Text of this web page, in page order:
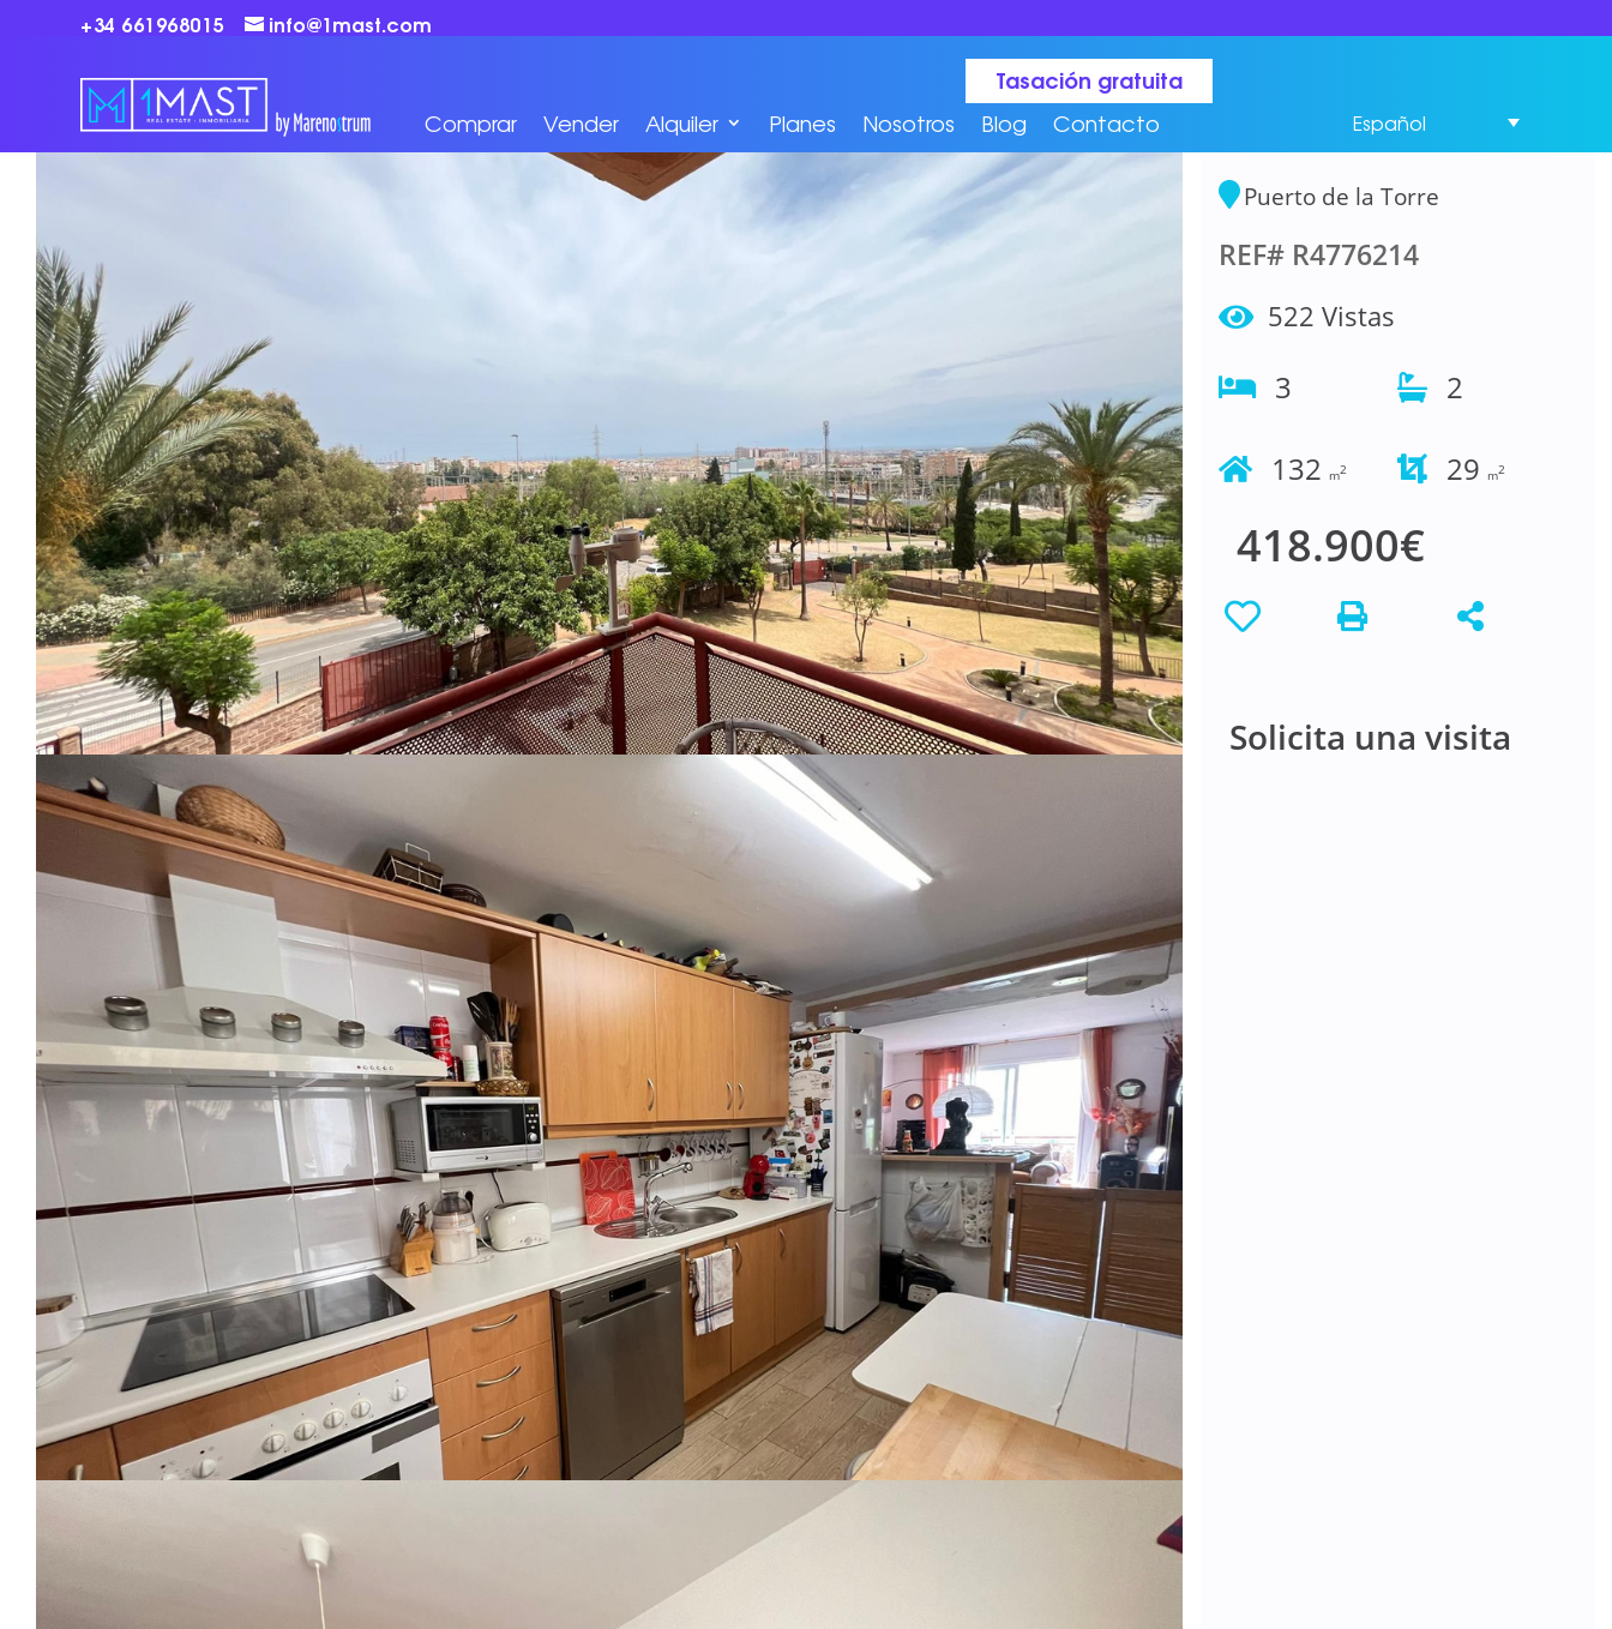
+34 661968015 info@1mast.com
Comprar Vender Alquiler Planes Nosotros Blog Contacto
Tasación gratuita
Español
Apartamento planta
en Puerto de la Torre
Puerto de la Torre
REF# R4776214
522 Vistas
3 2
132 m2 29 m2
418.900€
Solicita una visita